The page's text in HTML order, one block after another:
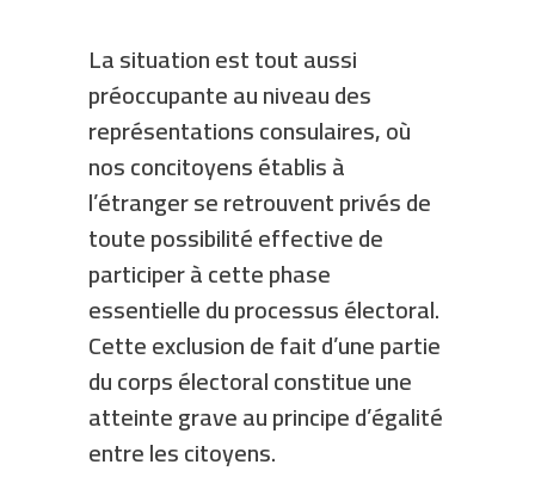
La situation est tout aussi
préoccupante au niveau des
représentations consulaires, où
nos concitoyens établis à
l’étranger se retrouvent privés de
toute possibilité effective de
participer à cette phase
essentielle du processus électoral.
Cette exclusion de fait d’une partie
du corps électoral constitue une
atteinte grave au principe d’égalité
entre les citoyens.